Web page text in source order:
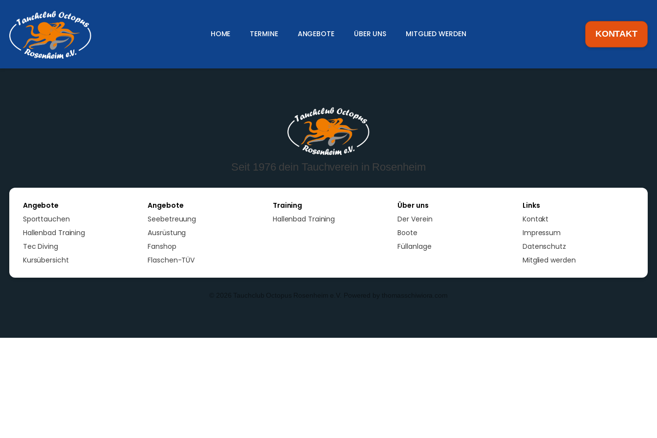
HOME TERMINE ANGEBOTE ÜBER UNS MITGLIED WERDEN KONTAKT
Seit 1976 dein Tauchverein in Rosenheim
Angebote
Sporttauchen
Hallenbad Training
Tec Diving
Kursübersicht
Angebote
Seebetreuung
Ausrüstung
Fanshop
Flaschen-TÜV
Training
Hallenbad Training
Über uns
Der Verein
Boote
Füllanlage
Links
Kontakt
Impressum
Datenschutz
Mitglied werden